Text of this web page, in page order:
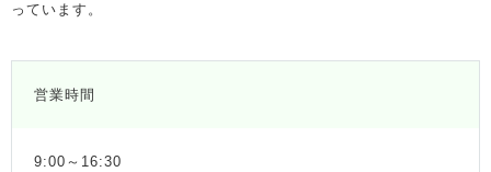
っています。
営業時間
9:00～16:30